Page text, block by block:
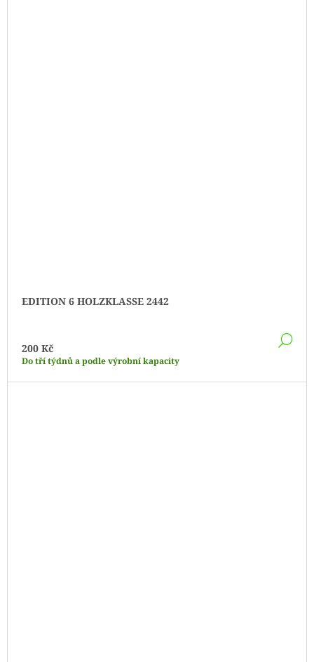
EDITION 6 HOLZKLASSE 2442
200 Kč
Do tří týdnů a podle výrobní kapacity